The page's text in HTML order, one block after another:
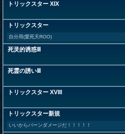
トリックスター XIX
トリックスター
自分用(愛死天ROO)
死灵的诱惑Ⅲ
死霊の誘いⅢ
トリックスター XVIII
トリックスター新規
いいからバーンダメージだ！！！！！